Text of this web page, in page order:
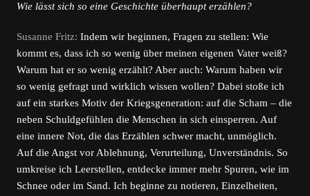
Wie lässt sich so eine Geschichte überhaupt erzählen?
Susanne Fritz: Indem wir beginnen, Fragen zu stellen: Wie
kommt es, dass ich so wenig über meinen eigenen Vater weiß?
Warum hat er so wenig erzählt? Aber auch: Warum haben wir
so wenig gefragt und wirklich wissen wollen? Dabei stoße ich
auf ein starkes Motiv der Kriegsgeneration: auf die Scham – die
neben Schuldgefühlen die Menschen in sich einsperren. Auf
eine innere Not, die das Erzählen schwer macht, unmöglich.
Auf die Angst vor Ablehnung, Verurteilung, Unverständnis. So
umkreise ich Leerstellen, entdecke immer mehr Spuren, wie im
Schnee oder im Sand. Ich beginne zu notieren, Einzelheiten,